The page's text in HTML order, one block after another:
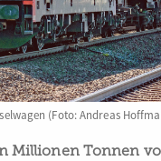
(Foto: Andreas
Millionen Tonnen